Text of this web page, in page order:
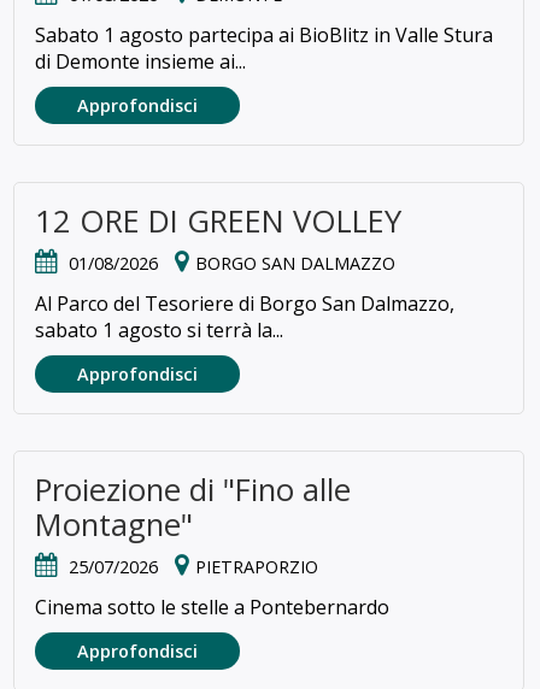
Sabato 1 agosto partecipa ai BioBlitz in Valle Stura
di Demonte insieme ai...
Approfondisci
12 ORE DI GREEN VOLLEY
01/08/2026 BORGO SAN DALMAZZO
Al Parco del Tesoriere di Borgo San Dalmazzo,
sabato 1 agosto si terrà la...
Approfondisci
Proiezione di "Fino alle
Montagne"
25/07/2026 PIETRAPORZIO
Cinema sotto le stelle a Pontebernardo
Approfondisci